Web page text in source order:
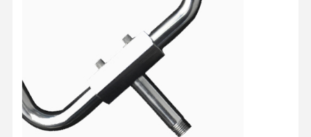
เกี่ยวกับเรา
ควบคุม
คุณภาพ
ติดต่อเรา